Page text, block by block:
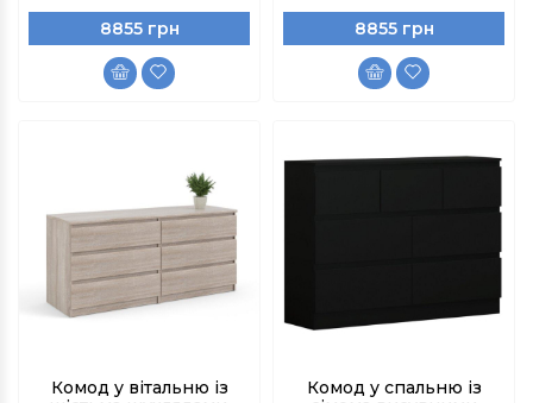
8855 грн
8855 грн
Комод у вітальню із
Комод у спальню із